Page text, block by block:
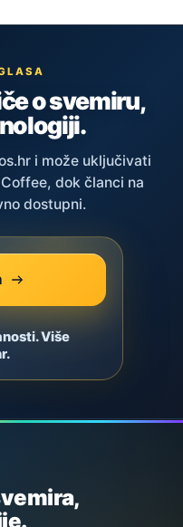
o svemiru,
i može uključivati
dok članci na
dostupni.
Više